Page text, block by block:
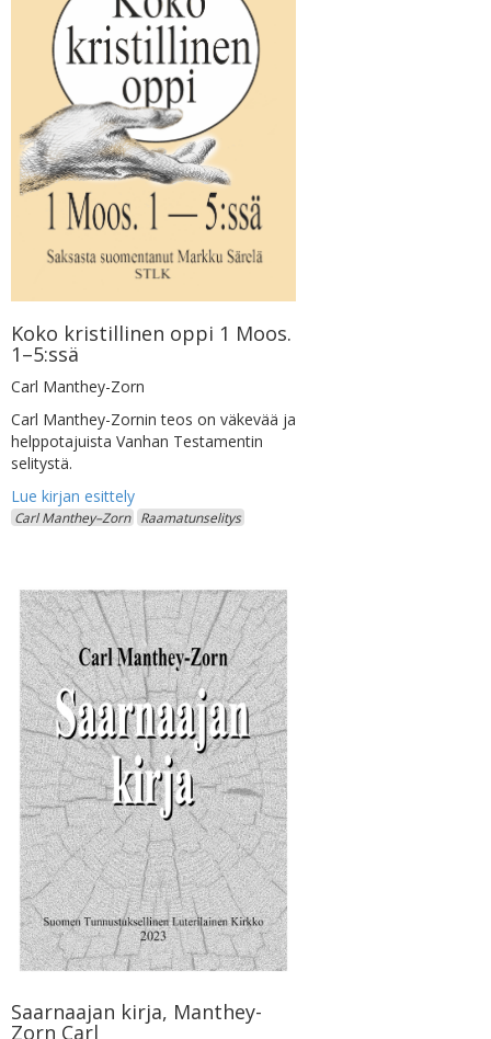
Koko kristillinen oppi 1 Moos.
1–5:ssä
Carl Manthey-Zorn
Carl Manthey-Zornin teos on väkevää ja
helppotajuista Vanhan Testamentin
selitystä.
Carl Manthey–Zorn Raamatunselitys
Saarnaajan kirja, Manthey-
Zorn Carl